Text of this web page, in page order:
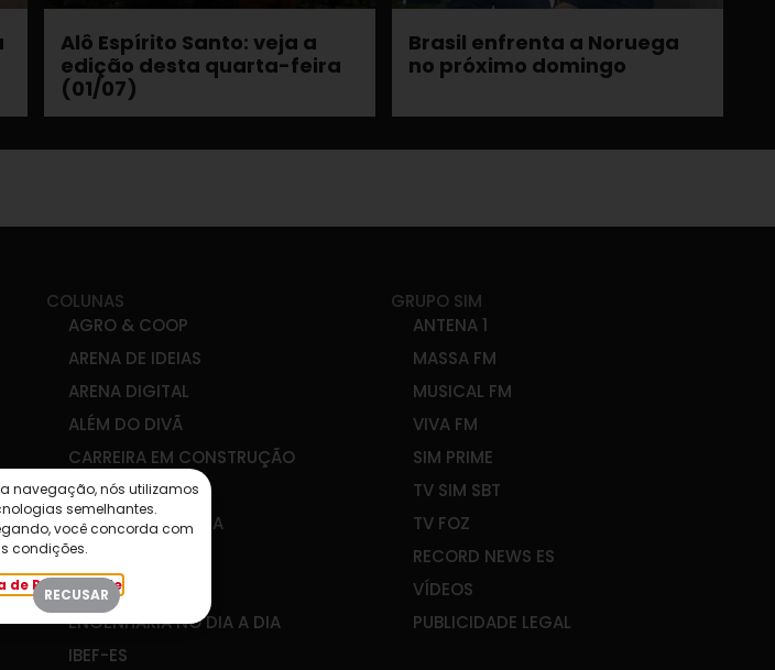
Alô Espírito Santo: veja a
edição desta quarta-feira
(01/07)
Brasil enfrenta a Noruega
no próximo domingo
COLUNAS
AGRO & COOP
ARENA DE IDEIAS
ARENA DIGITAL
ALÉM DO DIVÃ
CARREIRA EM CONSTRUÇÃO
DIREITO E SAÚDE
DIREITO E POLÍTICA
EDUCAÇÃO SIM!
EM DESTAQUE
ENGENHARIA NO DIA A DIA
IBEF-ES
GRUPO SIM
ANTENA 1
MASSA FM
MUSICAL FM
VIVA FM
SIM PRIME
TV SIM SBT
TV FOZ
RECORD NEWS ES
VÍDEOS
PUBLICIDADE LEGAL
navegação, nós utilizamos
semelhantes.
você concorda com
condições.
de Privacidade
RECUSAR